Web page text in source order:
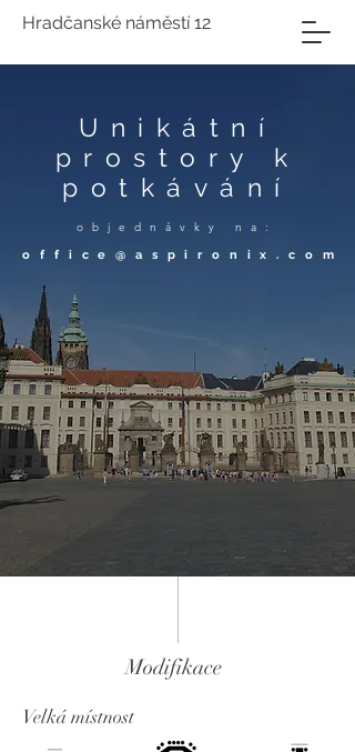
Hradčanské náměstí 12
Unikátní
prostory k
potkávání
objednávky na:
office@aspironix.com
Modifikace
Velká místnost